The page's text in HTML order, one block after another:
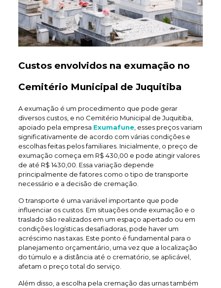
Custos envolvidos na exumação no
Cemitério Municipal de Juquitiba
A exumação é um procedimento que pode gerar
diversos custos, e no Cemitério Municipal de Juquitiba,
apoiado pela empresa Exumafune, esses preços variam
significativamente de acordo com várias condições e
escolhas feitas pelos familiares. Inicialmente, o preço de
exumação começa em R$ 430,00 e pode atingir valores
de até R$ 1430,00. Essa variação depende
principalmente de fatores como o tipo de transporte
necessário e a decisão de cremação.
O transporte é uma variável importante que pode
influenciar os custos. Em situações onde exumação e o
traslado são realizados em um espaço apertado ou em
condições logísticas desafiadoras, pode haver um
acréscimo nas taxas. Este ponto é fundamental para o
planejamento orçamentário, uma vez que a localização
do túmulo e a distância até o crematório, se aplicável,
afetam o preço total do serviço.
Além disso, a escolha pela cremação das urnas também